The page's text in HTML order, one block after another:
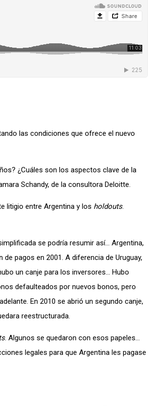
las condiciones que ofrece el nuevo
¿Cuáles son los aspectos clave de la
Schandy, de la consultora Deloitte.
litigio entre Argentina y los holdouts.
se podría resumir así… Argentina,
pagos en 2001. A diferencia de Uruguay,
un canje para los inversores… Hubo
defaulteados por nuevos bonos, pero
En 2010 se abrió un segundo canje,
reestructurada.
. Algunos se quedaron con esos papeles…
legales para que Argentina les pagase